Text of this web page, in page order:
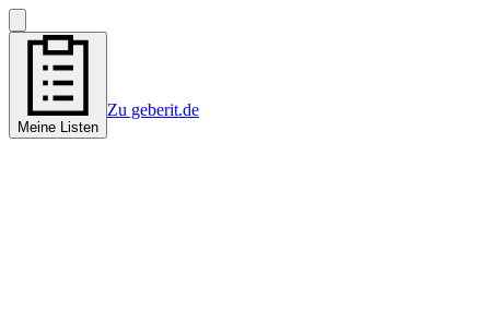
Meine Listen
Zu geberit.de